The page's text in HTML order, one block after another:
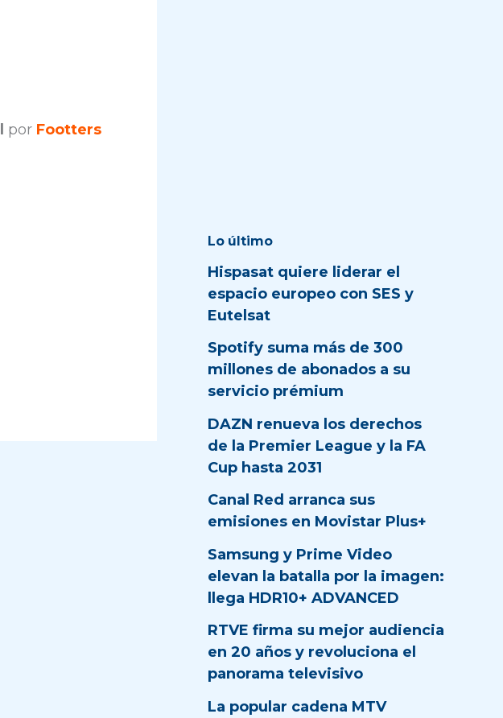
por Footters
Lo último
Hispasat quiere liderar el
espacio europeo con SES y
Eutelsat
Spotify suma más de 300
millones de abonados a su
servicio prémium
DAZN renueva los derechos
de la Premier League y la FA
Cup hasta 2031
Canal Red arranca sus
emisiones en Movistar Plus+
Samsung y Prime Video
elevan la batalla por la imagen:
llega HDR10+ ADVANCED
RTVE firma su mejor audiencia
en 20 años y revoluciona el
panorama televisivo
La popular cadena MTV